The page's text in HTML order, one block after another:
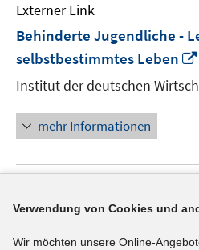
Externer Link
Behinderte Jugendliche -
selbstbestimmtes Leben
Institut der deutschen
mehr Informationen
Barrieren" (2007 bis 2010)
Verwendung von Cookies und
Wir möchten unsere Online-